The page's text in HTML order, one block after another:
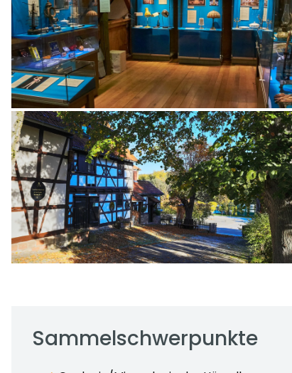
Sammelschwerpunkte